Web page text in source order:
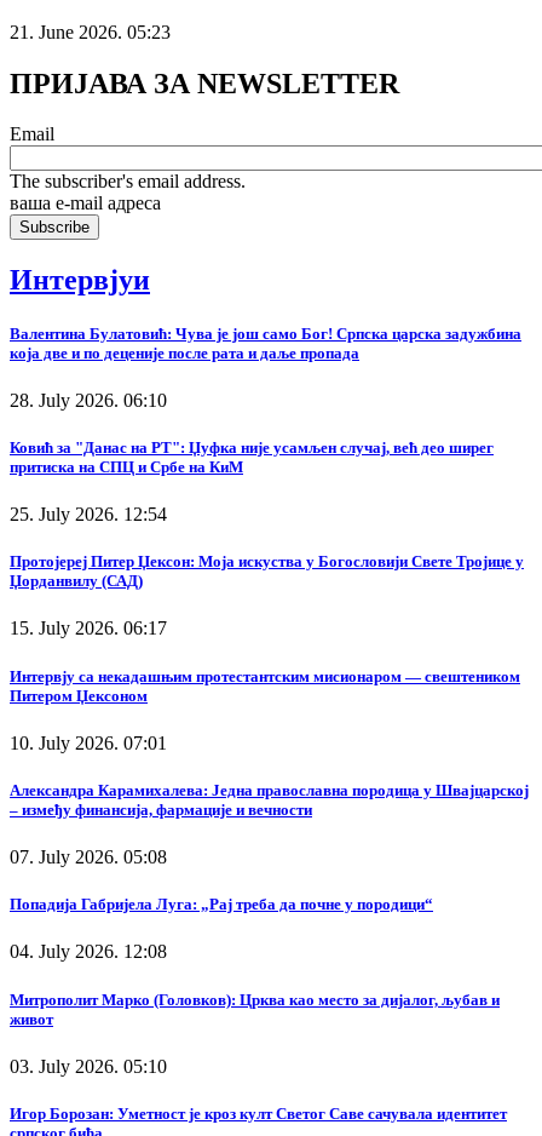
21. June 2026. 05:23
ПРИЈАВА ЗА NEWSLETTER
Email
The subscriber's email address.
ваша е-mail адреса
Интервјуи
Валентина Булатовић: Чува је још само Бог! Српска царска задужбина
која две и по деценије после рата и даље пропада
28. July 2026. 06:10
Ковић за "Данас на РТ": Џуфка није усамљен случај, већ део ширег
притиска на СПЦ и Србе на КиМ
25. July 2026. 12:54
Протојереј Питер Џексон: Моја искуства у Богословији Свете Тројице у
Џорданвилу (САД)
15. July 2026. 06:17
Интервју са некадашњим протестантским мисионаром — свештеником
Питером Џексоном
10. July 2026. 07:01
Александра Карамихалева: Једна православна породица у Швајцарској
– између финансија, фармације и вечности
07. July 2026. 05:08
Попадија Габријела Луга: „Рај треба да почне у породици“
04. July 2026. 12:08
Митрополит Марко (Головков): Црква као место за дијалог, љубав и
живот
03. July 2026. 05:10
Игор Борозан: Уметност је кроз култ Светог Саве сачувала идентитет